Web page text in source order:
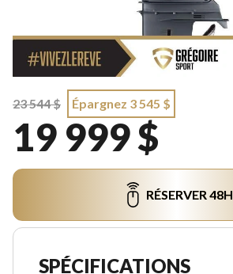
23 544 $ Épargnez 3 545 $
19 999 $
RÉSERVER 48H
SPÉCIFICATIONS